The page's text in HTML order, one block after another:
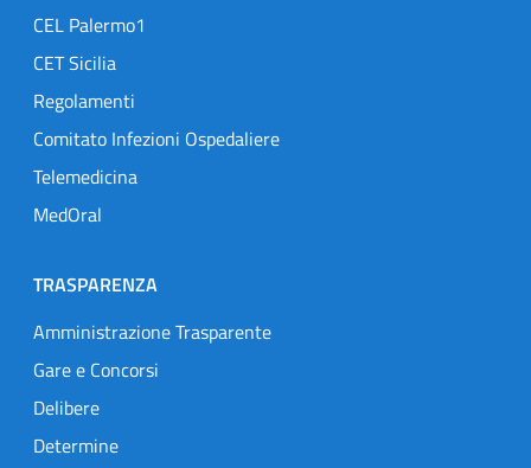
CEL Palermo1
CET Sicilia
Regolamenti
Comitato Infezioni Ospedaliere
Telemedicina
MedOral
TRASPARENZA
Amministrazione Trasparente
Gare e Concorsi
Delibere
Determine